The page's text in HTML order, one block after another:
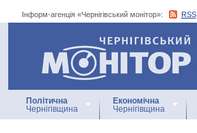
Інформ-агенція «Чернігівський монітор»: RSS
Інформ-агенція
«Чернігівський монітор»
Політична
Чернігівщина
Економічна
Чернігівщина